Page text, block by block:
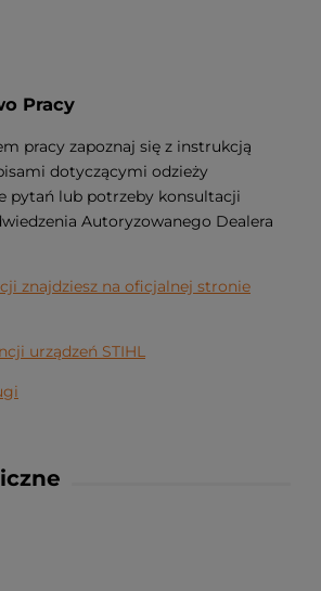
Pracy
pracy zapoznaj się z instrukcją
dotyczącymi odzieży
pytań lub potrzeby konsultacji
Autoryzowanego Dealera
znajdziesz na oficjalnej stronie
urządzeń STIHL